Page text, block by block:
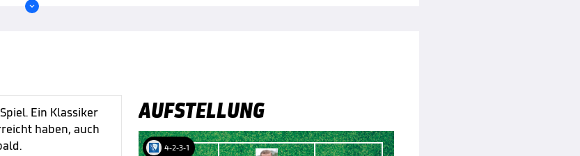

Ein Klassiker
haben, auch
AUFSTELLUNG
4-2-3-1